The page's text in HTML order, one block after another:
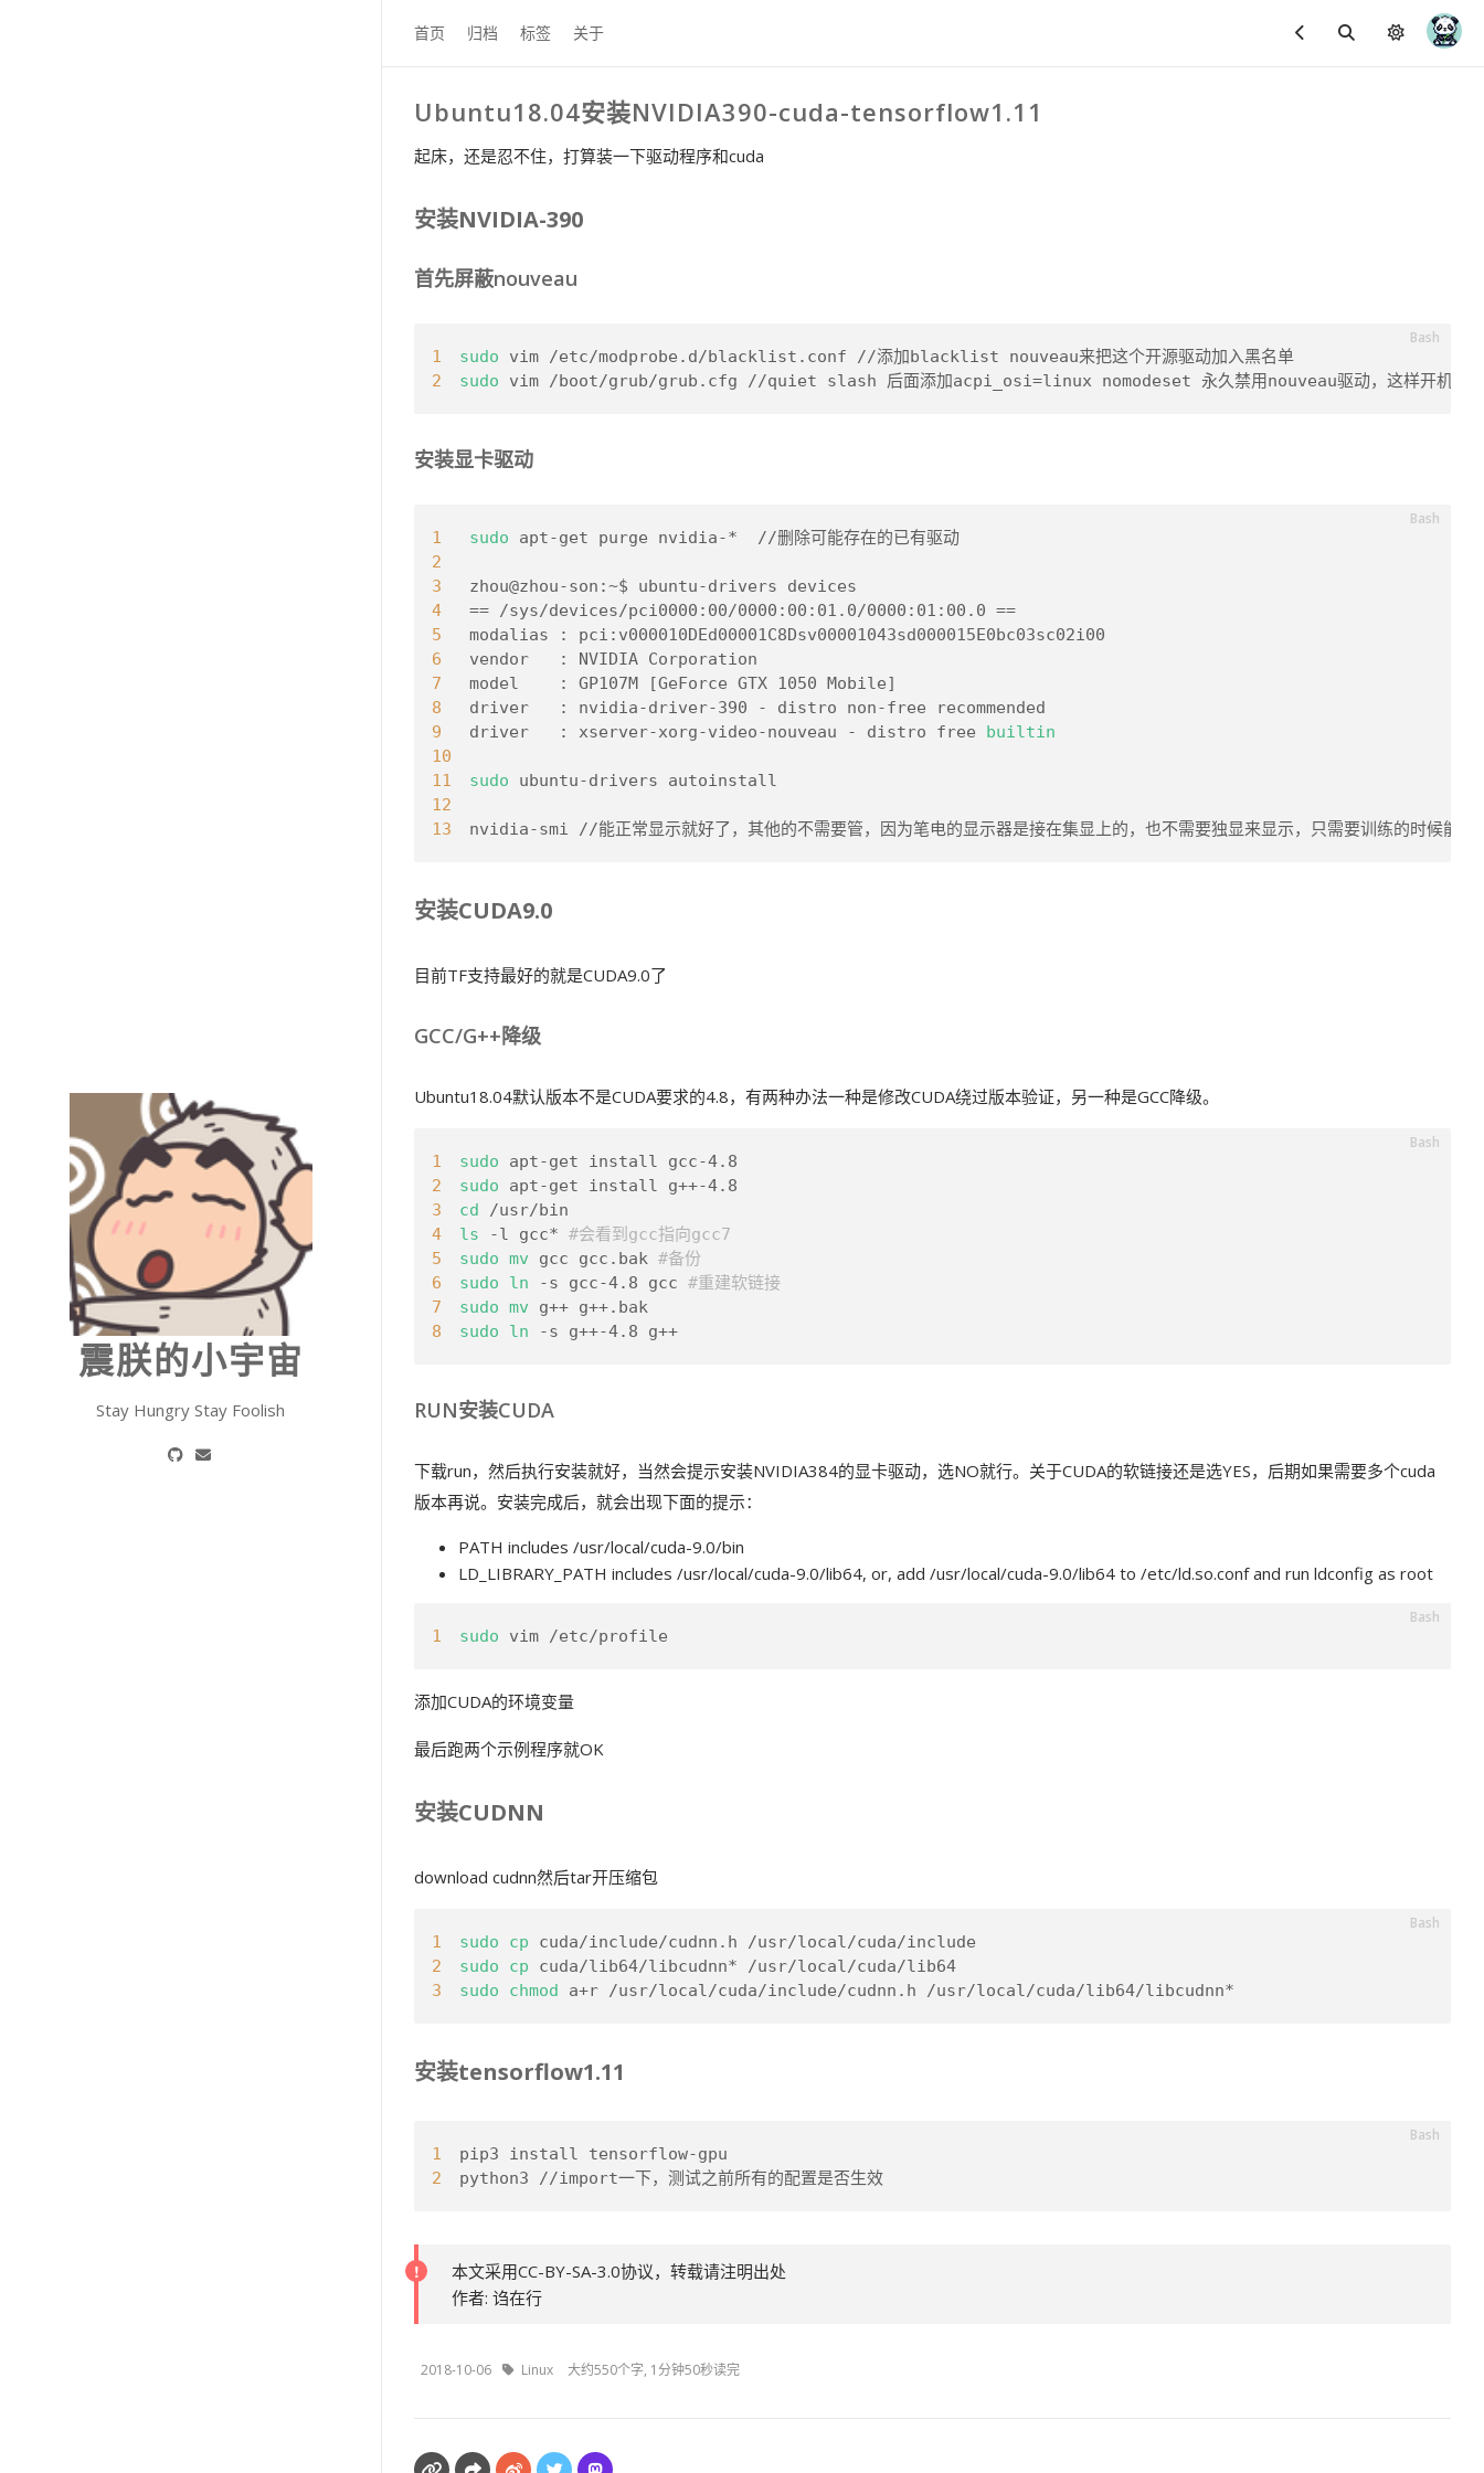
首页 归档 标签 关于
震朕的小宇宙
Stay Hungry Stay Foolish
Ubuntu18.04安装NVIDIA390-cuda-tensorflow1.11
起床，还是忍不住，打算装一下驱动程序和cuda
安装NVIDIA-390
首先屏蔽nouveau
1
2
sudo vim /etc/modprobe.d/blacklist.conf //添加blacklist nouveau来把这个开源驱动加入黑名单
sudo vim /boot/grub/grub.cfg //quiet slash 后面添加acpi_osi=linux nomodeset 永久禁用nouveau驱动，这样开机就不
安装显卡驱动
1
2
3
4
5
6
7
8
9
10
11
12
13
sudo apt-get purge nvidia-*  //删除可能存在的已有驱动
zhou@zhou-son:~$ ubuntu-drivers devices
== /sys/devices/pci0000:00/0000:00:01.0/0000:01:00.0 ==
modalias : pci:v000010DEd00001C8Dsv00001043sd000015E0bc03sc02i00
vendor   : NVIDIA Corporation
model    : GP107M [GeForce GTX 1050 Mobile]
driver   : nvidia-driver-390 - distro non-free recommended
driver   : xserver-xorg-video-nouveau - distro free builtin
sudo ubuntu-drivers autoinstall
nvidia-smi //能正常显示就好了，其他的不需要管，因为笔电的显示器是接在集显上的，也不需要独显来显示，只需要训练的时候能够
安装CUDA9.0
目前TF支持最好的就是CUDA9.0了
GCC/G++降级
Ubuntu18.04默认版本不是CUDA要求的4.8，有两种办法一种是修改CUDA绕过版本验证，另一种是GCC降级。
1
2
3
4
5
6
7
8
sudo apt-get install gcc-4.8
sudo apt-get install g++-4.8
cd /usr/bin
ls -l gcc* #会看到gcc指向gcc7
sudo mv gcc gcc.bak #备份
sudo
ln -s gcc-4.8 gcc #重建软链接
sudo mv g++ g++.bak
sudo
ln -s g++-4.8 g++
RUN安装CUDA
下载run，然后执行安装就好，当然会提示安装NVIDIA384的显卡驱动，选NO就行。关于CUDA的软链接还是选YES，后期如果需要多个cuda
版本再说。安装完成后，就会出现下面的提示：
PATH includes /usr/local/cuda-9.0/bin
LD_LIBRARY_PATH includes /usr/local/cuda-9.0/lib64, or, add /usr/local/cuda-9.0/lib64 to /etc/ld.so.conf and run ldconfig as root
1 sudo vim /etc/profile
添加CUDA的环境变量
最后跑两个示例程序就OK
安装CUDNN
download cudnn然后tar开压缩包
1
2
3
sudo cp cuda/include/cudnn.h /usr/local/cuda/include
sudo
cp cuda/lib64/libcudnn* /usr/local/cuda/lib64
sudo
chmod a+r /usr/local/cuda/include/cudnn.h /usr/local/cuda/lib64/libcudnn*
安装tensorflow1.11
1
2
pip3 install tensorflow-gpu
python3 //import一下，测试之前所有的配置是否生效
本文采用CC-BY-SA-3.0协议，转载请注明出处
作者: 诌在行
2018-10-06 Linux 大约550个字, 1分钟50秒读完